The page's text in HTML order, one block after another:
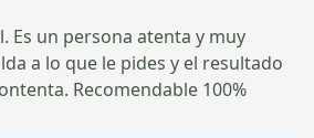
Es un persona atenta y muy
a lo que le pides y el resultado
Recomendable 100%